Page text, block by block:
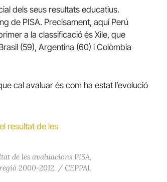
dels seus resultats educatius.
de PISA. Precisament, aquí Perú
a la classificació és Xile, que
(59), Argentina (60) i Colòmbia
cal avaluar és com ha estat l’evolució
de les avaluacions PISA,
2000-2012. / CEPPAL